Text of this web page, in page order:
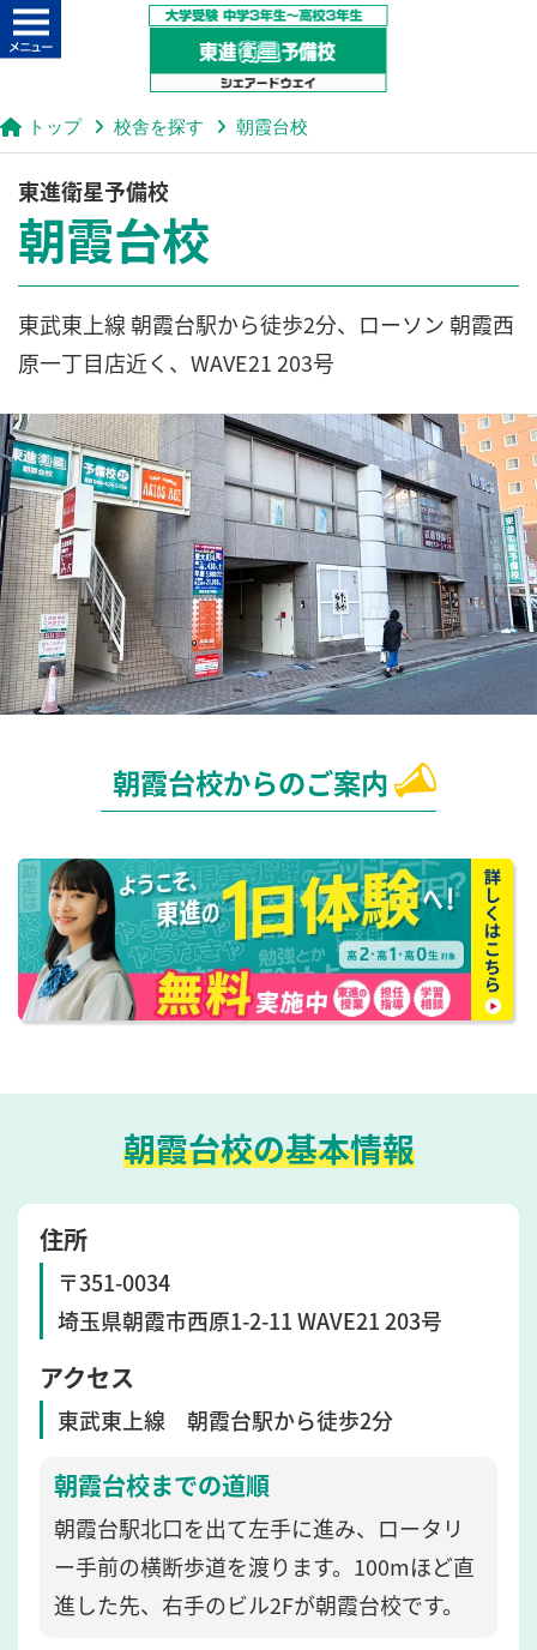
トップ 校舎を探す 朝霞台校
東進衛星予備校
朝霞台校
東武東上線 朝霞台駅から徒歩2分、ローソン 朝霞西
原一丁目店近く、WAVE21 203号
朝霞台校からのご案内
朝霞台校の基本情報
住所
〒351-0034
埼玉県朝霞市西原1-2-11 WAVE21 203号
アクセス
東武東上線 朝霞台駅から徒歩2分
朝霞台校までの道順
朝霞台駅北口を出て左手に進み、ロータリ
ー手前の横断歩道を渡ります。100mほど直
進した先、右手のビル2Fが朝霞台校です。